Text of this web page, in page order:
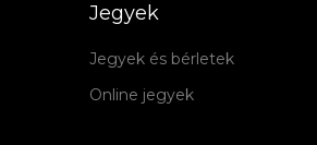
Jegyek
Jegyek és bérletek
Online jegyek